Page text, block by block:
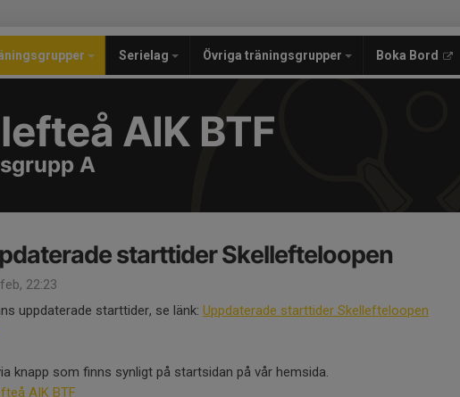
Serielag Övriga träningsgrupper Boka Bord
AIK BTF
A
starttider Skellefteloopen
22:23
uppdaterade starttider, se länk: Uppdaterade starttider Skellefteloopen
knapp som finns synligt på startsidan på vår hemsida.
AIK BTF